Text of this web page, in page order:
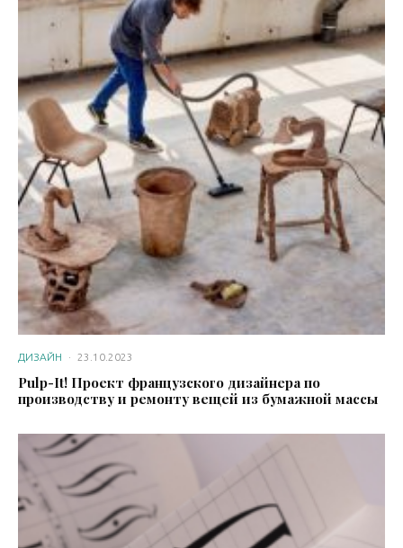
ДИЗАЙН · 23.10.2023
Pulp-It! Проект французского дизайнера по
производству и ремонту вещей из бумажной массы